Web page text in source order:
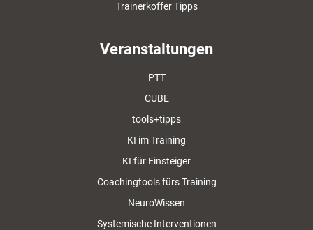
Trainerkoffer Tipps
Veranstaltungen
PTT
CUBE
tools+tipps
KI im Training
KI für Einsteiger
Coachingtools fürs Training
NeuroWissen
Systemische Interventionen